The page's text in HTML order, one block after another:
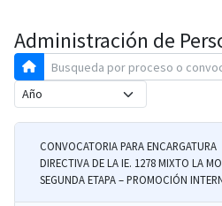
Administración de
CONVOCATORIA PARA ENCARGATURA
DIRECTIVA DE LA IE. 1278 MIXTO LA
SEGUNDA ETAPA – PROMOCIÓN